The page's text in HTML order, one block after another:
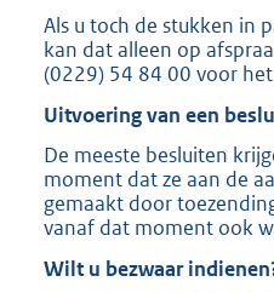
Als u toch de stukken in
kan dat alleen op
(0229) 54 84 00 voor
Uitvoering van een
De meeste besluiten
moment dat ze aan de
gemaakt door
vanaf dat moment ook
Wilt u bezwaar